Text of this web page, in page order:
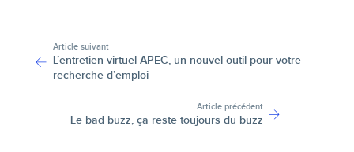
Article suivant
L’entretien virtuel APEC, un nouvel outil pour votre
recherche d’emploi
Article précédent
Le bad buzz, ça reste toujours du buzz